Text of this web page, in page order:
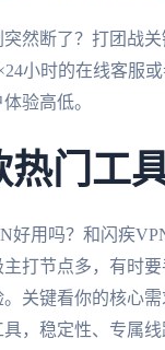
突然断了？打团战
小时的在线客服
验高低。
热门工
好用吗？和闪疾
打节点多，有时
。关键看你的核心
，稳定性、专属线